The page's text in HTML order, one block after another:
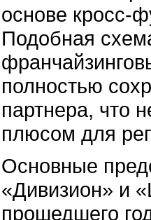
основе кросс-
Подобная
полностью
партнера, что
плюсом для
Основные
«Дивизион» и
прошедшего